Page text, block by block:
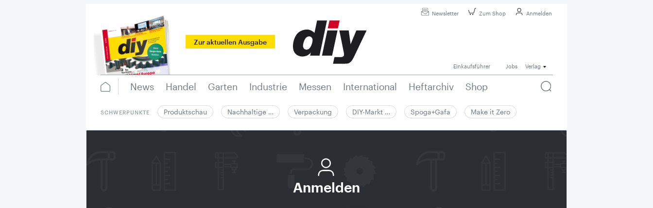
Newsletter Zum Shop Anmelden
Zur aktuellen Ausgabe
Einkaufsführer Jobs Verlag
News Handel Garten Industrie Messen International Heftarchiv Shop
SCHWERPUNKTE Produktschau Nachhaltige … Verpackung DIY-Markt … Spoga+Gafa Make it Zero
Anmelden